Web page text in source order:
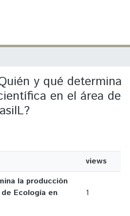
y qué determina
en el área de
views
la producción
Ecología en
1